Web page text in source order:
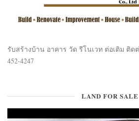
รับสร้างบ้าน อาคาร วัด รีโนเวท ต่อเติม ติด
452-4247
LAND FOR SALE